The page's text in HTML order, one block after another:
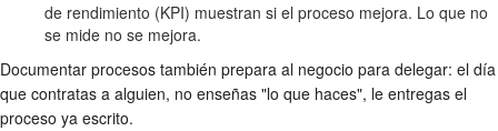
de rendimiento (KPI) muestran si el proceso mejora. Lo que no
se mide no se mejora.
Documentar procesos también prepara al negocio para delegar: el día
que contratas a alguien, no enseñas "lo que haces", le entregas el
proceso ya escrito.